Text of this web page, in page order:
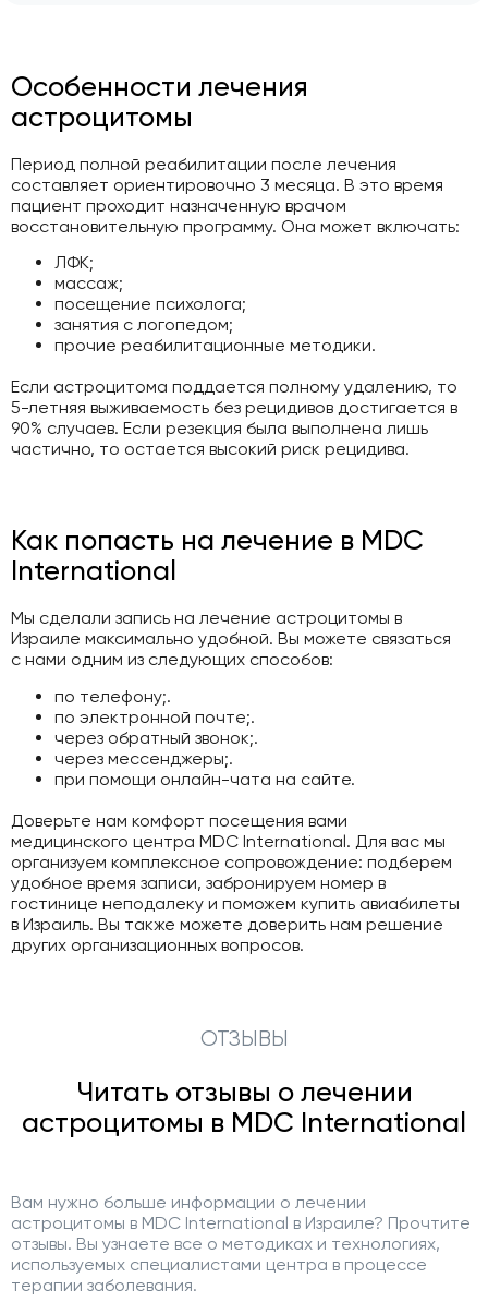
Особенности лечения
астроцитомы
Период полной реабилитации после лечения
составляет ориентировочно 3 месяца. В это время
пациент проходит назначенную врачом
восстановительную программу. Она может включать:
ЛФК;
массаж;
посещение психолога;
занятия с логопедом;
прочие реабилитационные методики.
Если астроцитома поддается полному удалению, то
5-летняя выживаемость без рецидивов достигается в
90% случаев. Если резекция была выполнена лишь
частично, то остается высокий риск рецидива.
Как попасть на лечение в MDC
International
Мы сделали запись на лечение астроцитомы в
Израиле максимально удобной. Вы можете связаться
с нами одним из следующих способов:
по телефону;.
по электронной почте;.
через обратный звонок;.
через мессенджеры;.
при помощи онлайн-чата на сайте.
Доверьте нам комфорт посещения вами
медицинского центра MDC International. Для вас мы
организуем комплексное сопровождение: подберем
удобное время записи, забронируем номер в
гостинице неподалеку и поможем купить авиабилеты
в Израиль. Вы также можете доверить нам решение
других организационных вопросов.
ОТЗЫВЫ
Читать отзывы о лечении
астроцитомы в MDC International
Вам нужно больше информации о лечении
астроцитомы в MDC International в Израиле? Прочтите
отзывы. Вы узнаете все о методиках и технологиях,
используемых специалистами центра в процессе
терапии заболевания.